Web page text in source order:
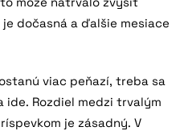
dočasná a ďalšie mesiace
viac peňazí, treba sa
Rozdiel medzi trvalým
je zásadný. V